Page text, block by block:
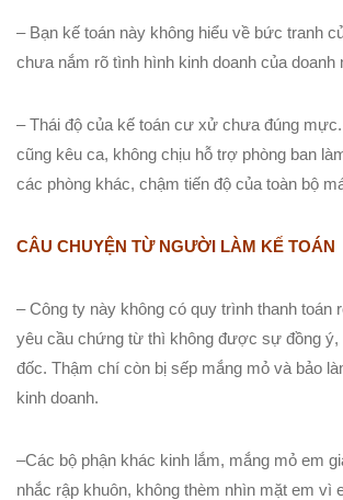
– Bạn kế toán này không hiểu về bức tranh
chưa nắm rõ tình hình kinh doanh của doanh
– Thái độ của kế toán cư xử chưa đúng
cũng kêu ca, không chịu hỗ trợ phòng ban
các phòng khác, chậm tiến độ của toàn bộ
CÂU CHUYỆN TỪ NGƯỜI LÀM KẾ TOÁN
– Công ty này không có quy trình thanh toán
yêu cầu chứng từ thì không được sự đồng ý,
đốc. Thậm chí còn bị sếp mắng mỏ và bảo
kinh doanh.
–Các bộ phận khác kinh lắm, mắng mỏ em
nhắc rập khuôn, không thèm nhìn mặt em vì